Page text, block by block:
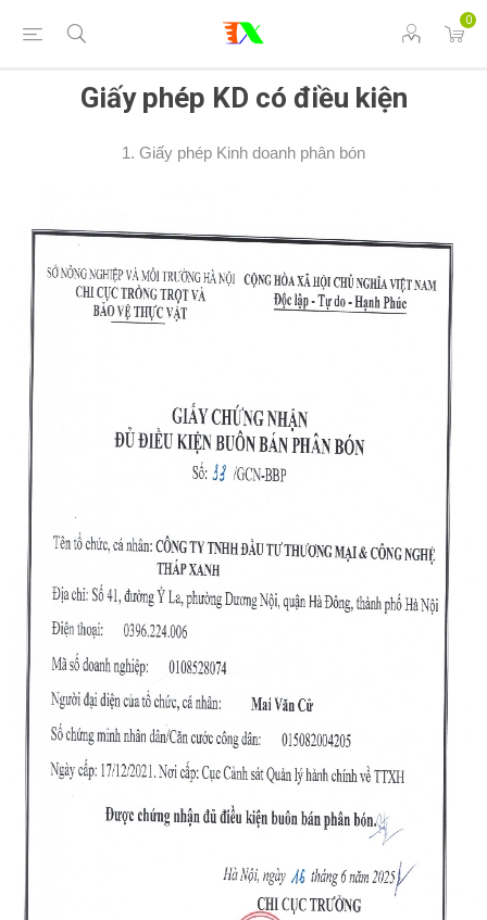
0
Giấy phép KD có điều kiện
1. Giấy phép Kinh doanh phân bón